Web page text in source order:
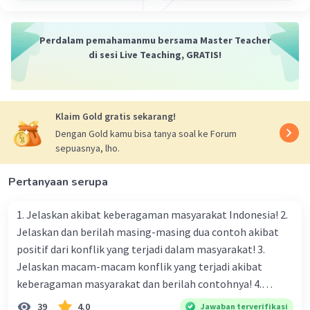
penutupan sebagian atau seluruh Matahari dari
pandangan Bumi. Gerhana matahari hanya
antara Matahari dan Bulan, menyebabkan Bumi
memblokir cahaya Matahari yang biasanya
diterima oleh Bulan. Ini menghasilkan bayangan
Bumi pada permukaan Bulan, menciptakan fase
gerhana. Gerhana bulan terjadi pada fase
Kedua jenis gerhana ini dapat terjadi dalam
beberapa variasi, termasuk gerhana sebagian
dan gerhana total, tergantung pada seberapa
banyak objek langit terhalang dan di mana
pengamat berada. Gerhana adalah fenomena
yang menarik yang telah menarik perhatian
Perdalam pemahamanmu bersama Master Teacher
di sesi Live Teaching, GRATIS!
Klaim Gold gratis sekarang!
Dengan Gold kamu bisa tanya soal ke Forum
sepuasnya, lho.
Pertanyaan serupa
1. Jelaskan akibat keberagaman masyarakat Indonesia! 2.
Jelaskan dan berilah masing-masing dua contoh akibat
positif dari konflik yang terjadi dalam masyarakat! 3.
Jelaskan macam-macam konflik yang terjadi akibat
keberagaman masyarakat dan berilah contohnya! 4.
Mengapa dalam masyarakat yang memiliki keberagaman
39 4.0 Jawaban terverifikasi